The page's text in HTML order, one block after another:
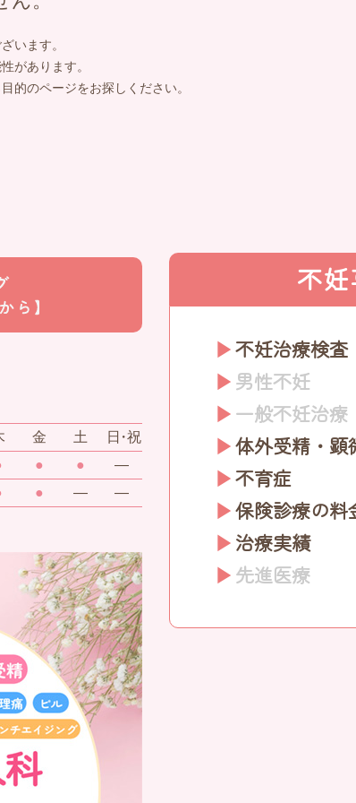
います。
があります。
的のページをお探しください。
金 土
日・祝
● ●
―
● ― ―
不
不妊治療検査
男性不妊
一般不妊治療
体外受精・顕
不育症
保険診療の料
治療実績
先進医療